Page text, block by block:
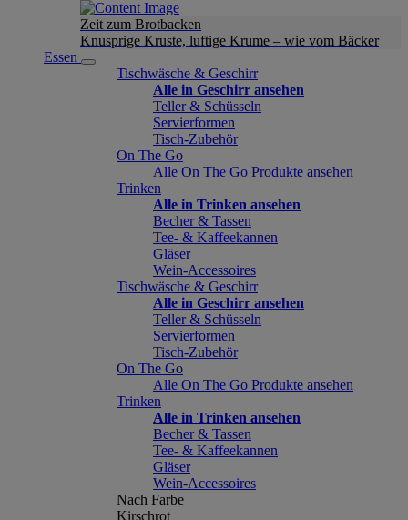
Zeit zum Brotbacken
Knusprige Kruste, luftige Krume – wie vom Bäcker
Essen
Tischwäsche & Geschirr
Alle in Geschirr ansehen
Teller & Schüsseln
Servierformen
Tisch-Zubehör
On The Go
Alle On The Go Produkte ansehen
Trinken
Alle in Trinken ansehen
Becher & Tassen
Tee- & Kaffeekannen
Gläser
Wein-Accessoires
Tischwäsche & Geschirr
Alle in Geschirr ansehen
Teller & Schüsseln
Servierformen
Tisch-Zubehör
On The Go
Alle On The Go Produkte ansehen
Trinken
Alle in Trinken ansehen
Becher & Tassen
Tee- & Kaffeekannen
Gläser
Wein-Accessoires
Nach Farbe
Kirschrot